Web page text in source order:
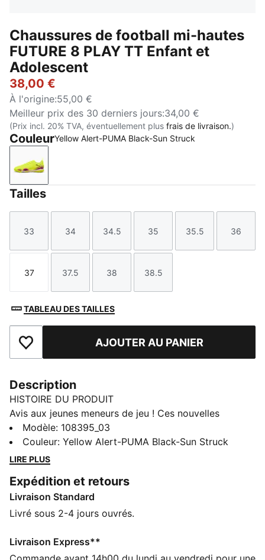
Chaussures de football mi-hautes
FUTURE 8 PLAY TT Enfant et
Adolescent
38,00 €
À l'origine:55,00 €
Meilleur prix des 30 derniers jours:34,00 €
(Prix incl. 20% TVA, éventuellement plus frais de livraison.)
CouleurYellow Alert-PUMA Black-Sun Struck
Yellow Alert-PUMA Black-Sun Struck
Tailles
Taille
33
Taille
34
Taille
34.5
Taille
35
Taille
35.5
Taille
36
Taille
37
Taille
37.5
Taille
38
Taille
38.5
TABLEAU DES TAILLES
Ajouter aux favorisAJOUTER AU PANIER
Description
HISTOIRE DU PRODUIT
Avis aux jeunes meneurs de jeu ! Ces nouvelles
chaussures de football invitent à exprimer sa
créativité. Dotés d'une tige légère en synthétique et
d'une semelle extérieure multi-crampons en
maintien incomparables. Cette paire est idéale sur les
terrains fermes et synthétiques. Avec PUMA, chaque
pas compte.
Tige fabriquée avec au moins 20 % de matériaux
recyclés
Modèle: 108395_03
Couleur: Yellow Alert-PUMA Black-Sun Struck
LIRE PLUS
Expédition et retours
Livraison Standard
Livré sous 2-4 jours ouvrés.
Livraison Express**